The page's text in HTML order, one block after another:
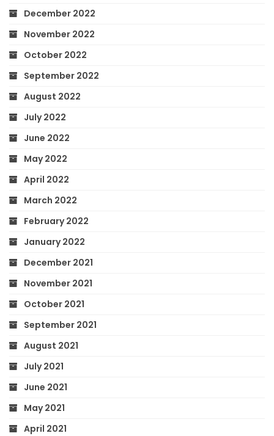
December 2022
November 2022
October 2022
September 2022
August 2022
July 2022
June 2022
May 2022
April 2022
March 2022
February 2022
January 2022
December 2021
November 2021
October 2021
September 2021
August 2021
July 2021
June 2021
May 2021
April 2021